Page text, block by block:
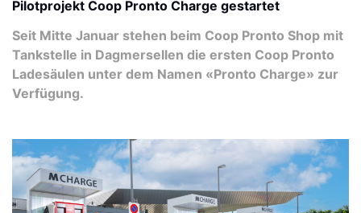
Pilotprojekt Coop Pronto Charge gestartet
Seit Mitte Januar stehen beim Coop Pronto Shop mit
Tankstelle in Dagmersellen die ersten Coop Pronto
Ladesäulen unter dem Namen «Pronto Charge» zur
Verfügung.